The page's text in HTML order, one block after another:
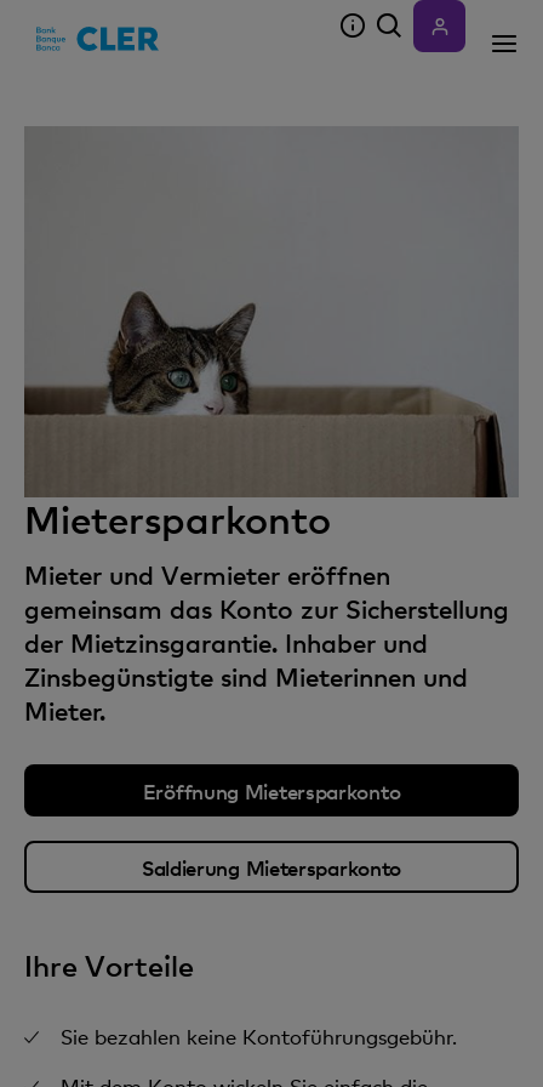
Mietersparkonto
Mieter und Vermieter eröffnen
gemeinsam das Konto zur Sicherstellung
der Mietzinsgarantie. Inhaber und
Zinsbegünstigte sind Mieterinnen und
Mieter.
Eröffnung Mietersparkonto
Saldierung Mietersparkonto
Ihre Vorteile
Sie bezahlen keine Kontoführungsgebühr.